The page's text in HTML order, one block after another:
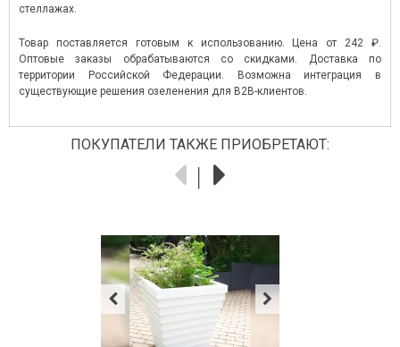
стеллажах.
Товар поставляется готовым к использованию. Цена от 242 ₽.
Оптовые заказы обрабатываются со скидками. Доставка по
территории Российской Федерации. Возможна интеграция в
существующие решения озеленения для B2B-клиентов.
ПОКУПАТЕЛИ ТАКЖЕ ПРИОБРЕТАЮТ: